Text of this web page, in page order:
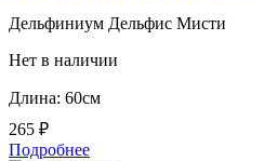
Дельфиниум Дельфис Мисти
Нет в наличии
Длина: 60см
265 ₽
Подробнее